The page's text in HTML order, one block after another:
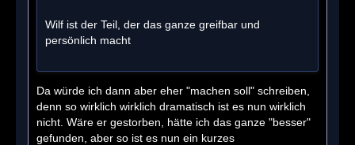
Wilf ist der Teil, der das ganze greifbar und
persönlich macht
Da würde ich dann aber eher "machen soll" schreiben,
denn so wirklich wirklich dramatisch ist es nun wirklich
nicht. Wäre er gestorben, hätte ich das ganze "besser"
gefunden, aber so ist es nun ein kurzes